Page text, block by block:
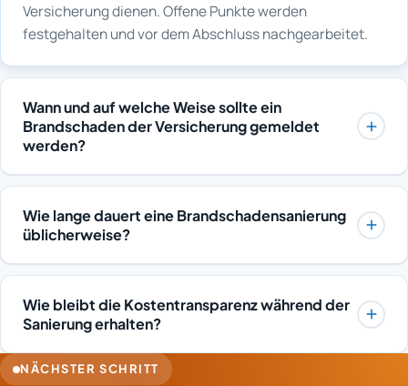
Versicherung dienen. Offene Punkte werden
festgehalten und vor dem Abschluss nachgearbeitet.
Wann und auf welche Weise sollte ein
Brandschaden der Versicherung gemeldet
werden?
Die Meldung sollte möglichst umgehend erfolgen, weil
viele Verträge eine unverzügliche Anzeige verlangen.
Für die erste Meldung reichen Angaben zu Zeitpunkt,
vom Umfang. Fotos und ein Feuerwehrbericht können
später ergänzt werden. Bis zur Begutachtung sollte das
Schadensbild nach Möglichkeit nicht verändert
Wie lange dauert eine Brandschadensanierung
üblicherweise?
Die Dauer richtet sich nach dem Schadensumfang und
lässt sich erst nach der Analyse seriös eingrenzen.
Kleinere Rußschäden ohne Löschwasser sind deutlich
Bodenaufbauten. Trocknung und
Wie bleibt die Kostentransparenz während der
Sanierung erhalten?
Grundlage ist ein dokumentiertes Sanierungskonzept
NÄCHSTER SCHRITT